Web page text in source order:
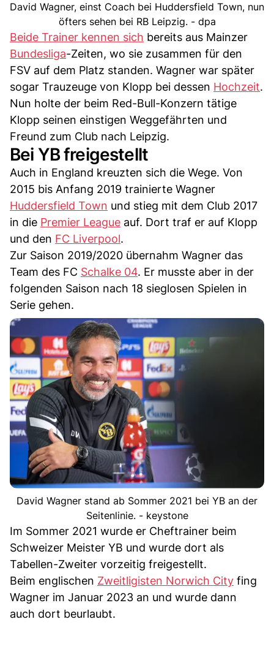
David Wagner, einst Coach bei Huddersfield Town, nun
öfters sehen bei RB Leipzig. - dpa
Beide Trainer kennen sich bereits aus Mainzer
Bundesliga-Zeiten, wo sie zusammen für den
FSV auf dem Platz standen. Wagner war später
sogar Trauzeuge von Klopp bei dessen Hochzeit.
Nun holte der beim Red-Bull-Konzern tätige
Klopp seinen einstigen Weggefährten und
Freund zum Club nach Leipzig.
Bei YB freigestellt
Auch in England kreuzten sich die Wege. Von
2015 bis Anfang 2019 trainierte Wagner
Huddersfield Town und stieg mit dem Club 2017
in die Premier League auf. Dort traf er auf Klopp
und den FC Liverpool.
Zur Saison 2019/2020 übernahm Wagner das
Team des FC Schalke 04. Er musste aber in der
folgenden Saison nach 18 sieglosen Spielen in
Serie gehen.
David Wagner stand ab Sommer 2021 bei YB an der
Seitenlinie. - keystone
Im Sommer 2021 wurde er Cheftrainer beim
Schweizer Meister YB und wurde dort als
Tabellen-Zweiter vorzeitig freigestellt.
Beim englischen Zweitligisten Norwich City fing
Wagner im Januar 2023 an und wurde dann
auch dort beurlaubt.